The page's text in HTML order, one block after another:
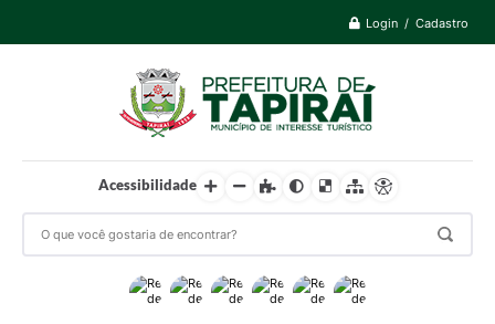
Login / Cadastro
Acessibilidade